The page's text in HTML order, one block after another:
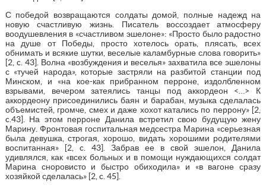
С победой возвращаются солдаты домой, полные надежд на
новую счастливую жизнь. Писатель воссоздает атмосферу
воодушевления в «счастливом эшелоне»: «Просто было радостно
на душе от Победы, просто хотелось орать, плясать, всех
обнимать и всякие шутки, веселые каламбурные слова говорить»
[2, c. 43]. Волна «возбуждения и веселья» захватила все эшелоны
с «тучей народа», которые застряли на разбитой станции под
Минском, и «на кое-как прибранном перроне, издолбленном
взрывами, вечером затеялись танцы под аккордеон <…> К
аккордеону присоединились баян и барабан, музыка сделалась
объемистей, громче, смех и даже хохот катались по перрону» [2,
c.43]. На этом перроне Данила встретил свою будущую жену
Марину. Фронтовая госпитальная медсестра Марина «серьезная
была девушка, строгая, хорошо, видать хорошими родителями
воспитанная» [2, c. 43]. Забрав ее в свой эшелон, Данила
удивлялся, как «всех больных и в помощи нуждающихся солдат
Марина сноровисто и быстро обиходила» и «в вагоне сразу
хозяйкой сделалась» [2, c. 45].